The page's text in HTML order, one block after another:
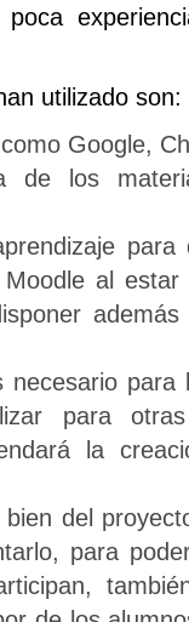
utilizado son:
Google,
de los
al
para
la
del
para